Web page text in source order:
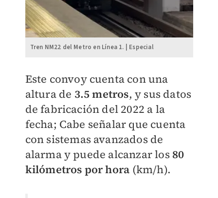
Tren NM22 del Metro en Línea 1. | Especial
Este convoy cuenta con una
altura de 3.5 metros, y sus datos
de fabricación del 2022 a la
fecha; Cabe señalar que cuenta
con sistemas avanzados de
alarma y puede alcanzar los 80
kilómetros por hora (km/h).